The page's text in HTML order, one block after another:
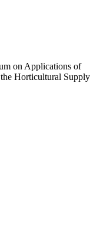
on Applications of
Horticultural Supply